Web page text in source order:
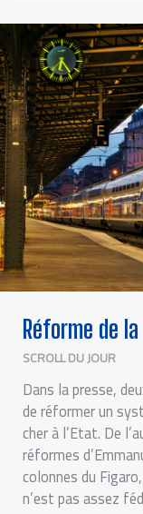
Réforme de
SCROLL DU JOUR
Dans la presse,
de réformer un
cher à l’Etat. De
réformes
colonnes du
n’est pas assez
RÉFORME
DE
LA
SNCF
:
UNE
PRESSE
DIVISÉE